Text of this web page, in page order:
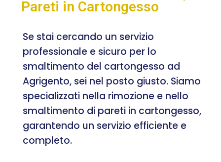
Pareti in Cartongesso
Se stai cercando un servizio
professionale e sicuro per lo
smaltimento del cartongesso ad
Agrigento, sei nel posto giusto. Siamo
specializzati nella rimozione e nello
smaltimento di pareti in cartongesso,
garantendo un servizio efficiente e
completo.